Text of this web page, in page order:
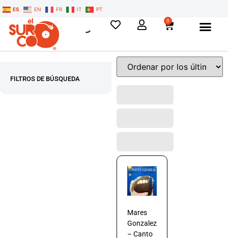
ES EN FR IT PT
0
FILTROS DE BÚSQUEDA
Mares
Gonzalez
– Canto